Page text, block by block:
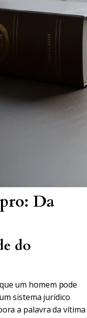
Da
do
um homem pode
sistema jurídico
a palavra da vítima